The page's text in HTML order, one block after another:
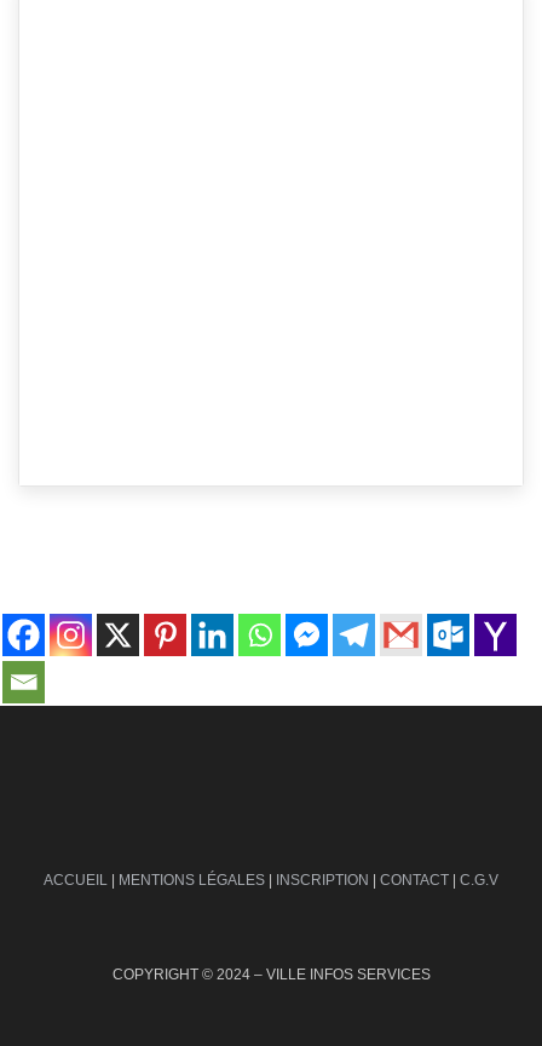
ACCUEIL | MENTIONS LÉGALES | INSCRIPTION | CONTACT | C.G.V
COPYRIGHT © 2024 – VILLE INFOS SERVICES